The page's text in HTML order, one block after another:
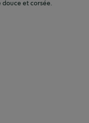
douce et corsée.